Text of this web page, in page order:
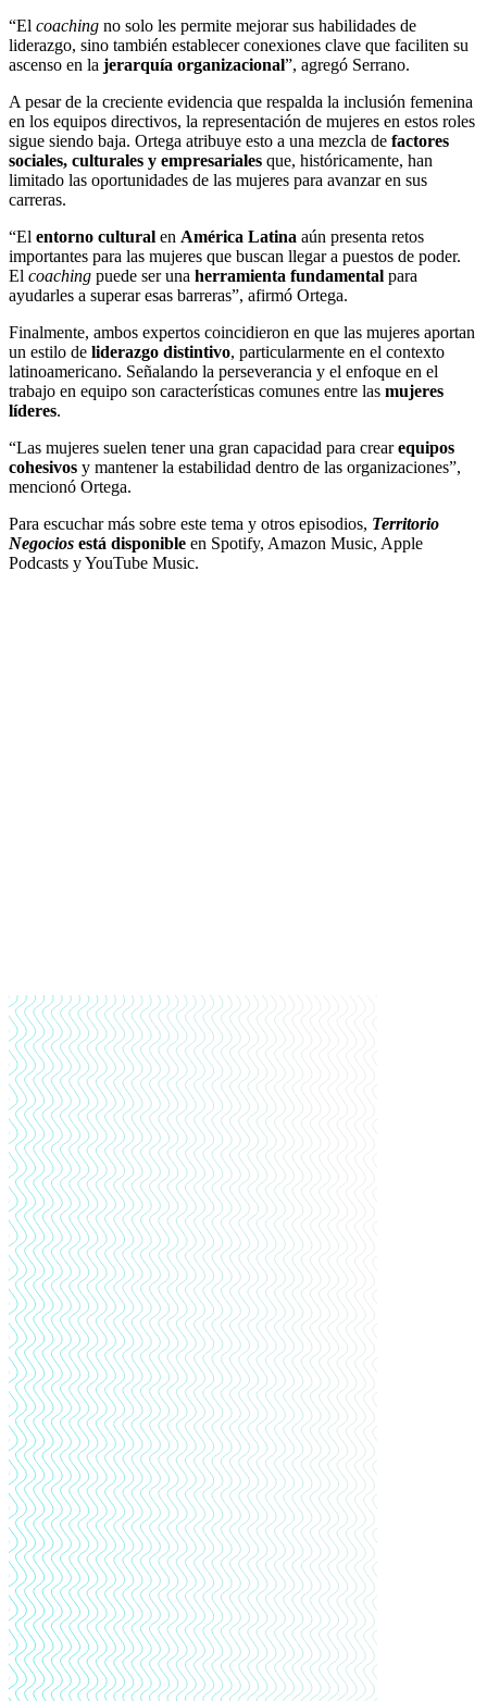
“El coaching no solo les permite mejorar sus habilidades de
liderazgo, sino también establecer conexiones clave que faciliten su
ascenso en la jerarquía organizacional”, agregó Serrano.
A pesar de la creciente evidencia que respalda la inclusión femenina
en los equipos directivos, la representación de mujeres en estos roles
sigue siendo baja. Ortega atribuye esto a una mezcla de factores
sociales, culturales y empresariales que, históricamente, han
limitado las oportunidades de las mujeres para avanzar en sus
carreras.
“El entorno cultural en América Latina aún presenta retos
importantes para las mujeres que buscan llegar a puestos de poder.
El coaching puede ser una herramienta fundamental para
ayudarles a superar esas barreras”, afirmó Ortega.
Finalmente, ambos expertos coincidieron en que las mujeres aportan
un estilo de liderazgo distintivo, particularmente en el contexto
latinoamericano. Señalando la perseverancia y el enfoque en el
trabajo en equipo son características comunes entre las mujeres
líderes.
“Las mujeres suelen tener una gran capacidad para crearequipos
cohesivos y mantener la estabilidad dentro de las organizaciones”,
mencionó Ortega.
Para escuchar más sobre este tema y otros episodios, Territorio
Negocios está disponible en Spotify, Amazon Music, Apple
Podcasts y YouTube Music.